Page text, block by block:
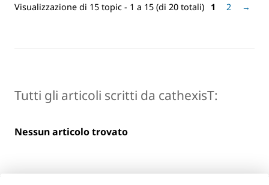
Visualizzazione di 15 topic - 1 a 15 (di 20 totali) 1 2 →
Tutti gli articoli scritti da cathexisT:
Nessun articolo trovato